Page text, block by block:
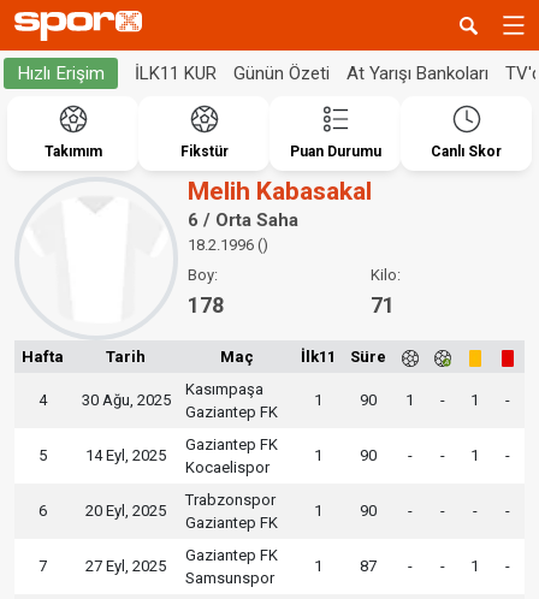
Hızlı Erişim İLK11 KUR Günün Özeti At Yarışı Bankoları
Takımım Fikstür Puan Durumu Canlı Skor
Melih Kabasakal
6 / Orta Saha
18.2.1996 ()
Boy:
178
Kilo:
71
Hafta Tarih Maç İlk11 Süre
4 30 Ağu, 2025
Kasımpaşa
Gaziantep FK
1 90 1 - 1 -
5 14 Eyl, 2025
Gaziantep FK
Kocaelispor
1 90 - - 1 -
6 20 Eyl, 2025
Trabzonspor
Gaziantep FK
1 90 - - - -
7 27 Eyl, 2025
Gaziantep FK
Samsunspor
1 87 - - 1 -